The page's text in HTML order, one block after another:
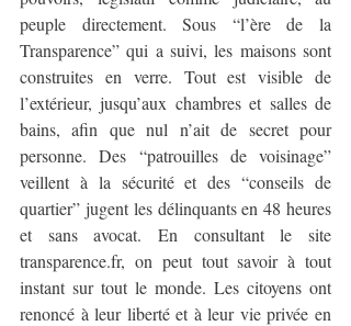
peuple directement. Sous “l’ère de la
Transparence” qui a suivi, les maisons sont
construites en verre. Tout est visible de
l’extérieur, jusqu’aux chambres et salles de
bains, afin que nul n’ait de secret pour
personne. Des “patrouilles de voisinage”
veillent à la sécurité et des “conseils de
quartier” jugent les délinquants en 48 heures
et sans avocat. En consultant le site
transparence.fr, on peut tout savoir à tout
instant sur tout le monde. Les citoyens ont
renoncé à leur liberté et à leur vie privée en